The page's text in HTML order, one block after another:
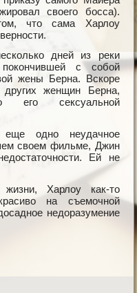
своего босса).
что сама Харлоу
дней из реки
с собой
жены Берна. Вскоре
других женщин Берна,
его сексуальной
одно неудачное
своем фильме, Джин
Ей не
Харлоу как-то
на съемочной
недоразумение